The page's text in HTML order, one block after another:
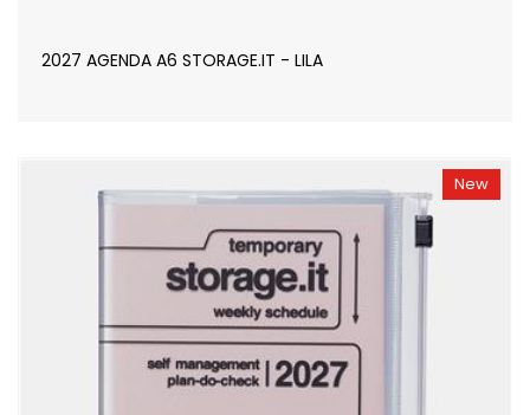
2027 AGENDA A6 STORAGE.IT - LILA
New